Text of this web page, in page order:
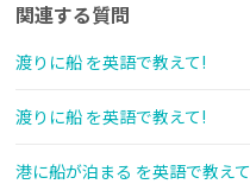
関連する質問
渡りに船 を英語で教えて!
渡りに船 を英語で教えて!
港に船が泊まる を英語で教え